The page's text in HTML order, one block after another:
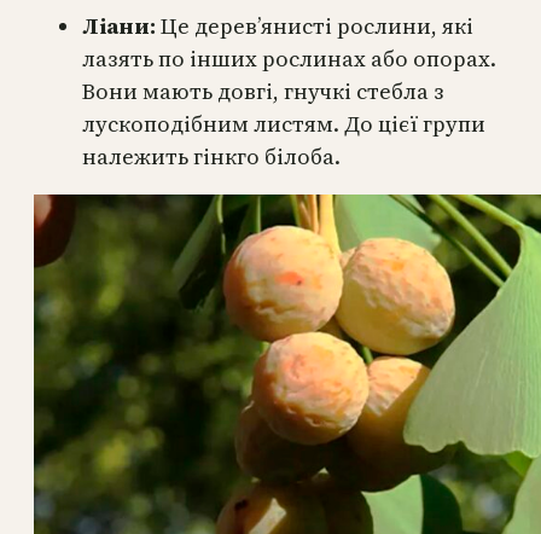
Ліани: Це дерев’янисті рослини, які
лазять по інших рослинах або опорах.
Вони мають довгі, гнучкі стебла з
лускоподібним листям. До цієї групи
належить гінкго білоба.